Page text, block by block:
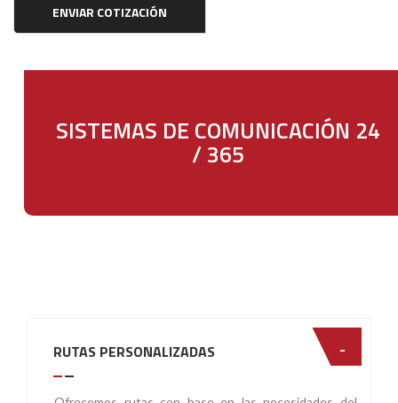
SISTEMAS DE COMUNICACIÓN 24
/ 365
RUTAS PERSONALIZADAS